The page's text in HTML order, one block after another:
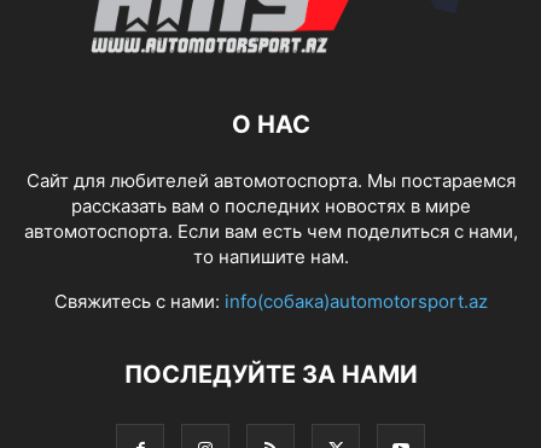
О НАС
Сайт для любителей автомотоспорта. Мы постараемся
рассказать вам о последних новостях в мире
автомотоспорта. Если вам есть чем поделиться с нами,
то напишите нам.
Свяжитесь с нами: info(собака)automotorsport.az
ПОСЛЕДУЙТЕ ЗА НАМИ